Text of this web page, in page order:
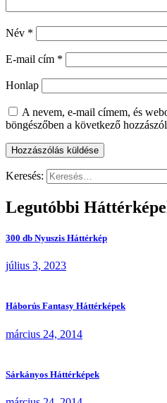
Név *
E-mail cím *
Honlap
A nevem, e-mail címem, és
böngészőben a következő
Keresés:
Legutóbbi
300 db Nyuszis Háttérkép
július 3, 2023
Háborús Fantasy Háttérképek
március 24, 2014
Sárkányos Háttérképek